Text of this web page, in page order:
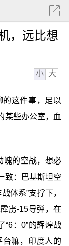
，远比想
小 大
的这件事，足以
某些办公室，血
魄的空战，想必
致：巴基斯坦空
体系”支撑下，
雳-15导弹，在
“6：0”的辉煌战
嘛，印度人的